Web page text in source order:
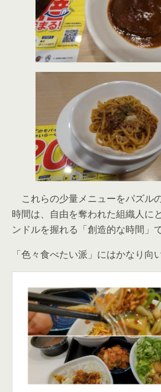
これらの少量メニューをパズル
時間は、自由を奪われた組織人に
ンドルを握れる「創造的な時間」
「色々食べたい派」にはかなり向